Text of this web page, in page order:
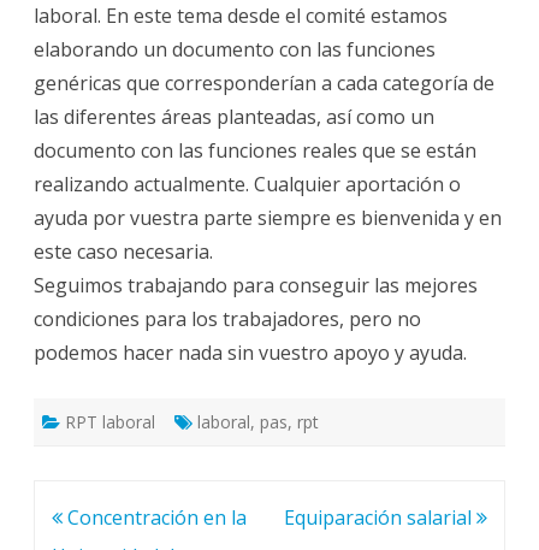
laboral. En este tema desde el comité estamos
elaborando un documento con las funciones
genéricas que corresponderían a cada categoría de
las diferentes áreas planteadas, así como un
documento con las funciones reales que se están
realizando actualmente. Cualquier aportación o
ayuda por vuestra parte siempre es bienvenida y en
este caso necesaria.
Seguimos trabajando para conseguir las mejores
condiciones para los trabajadores, pero no
podemos hacer nada sin vuestro apoyo y ayuda.
RPT laboral laboral, pas, rpt
Navegación
Concentración en la
Equiparación salarial